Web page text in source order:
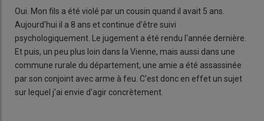
Oui. Mon fils a été violé par un cousin quand il avait 5 ans.
Aujourd'hui il a 8 ans et continue d'être suivi
psychologiquement. Le jugement a été rendu l'année dernière.
Et puis, un peu plus loin dans la Vienne, mais aussi dans une
commune rurale du département, une amie a été assassinée
par son conjoint avec arme à feu. C'est donc en effet un sujet
sur lequel j'ai envie d'agir concrètement.